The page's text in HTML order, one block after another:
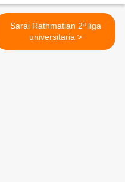
Sarai Rathmatian 2ª liga
universitaria >